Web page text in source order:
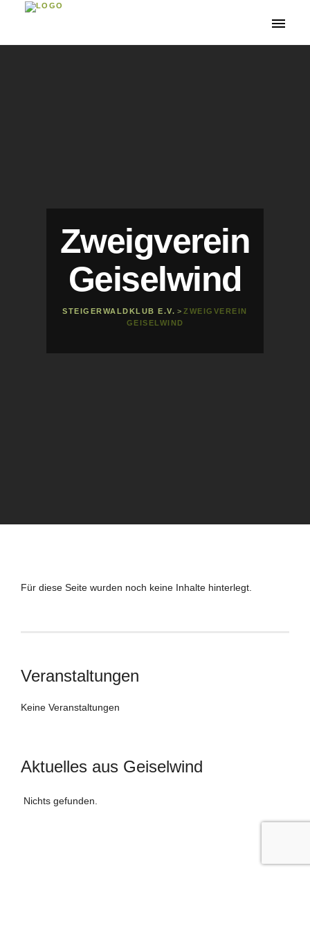
Toggle
Zweigverein
Geiselwind
STEIGERWALDKLUB E.V. >ZWEIGVEREIN
GEISELWIND
Für diese Seite wurden noch keine Inhalte hinterlegt.
Veranstaltungen
Keine Veranstaltungen
Aktuelles aus Geiselwind
Nichts gefunden.